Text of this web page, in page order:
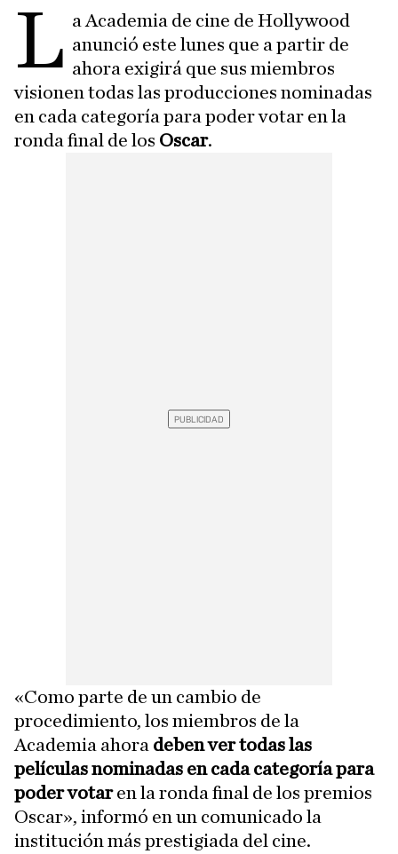
L a Academia de cine de Hollywood
anunció este lunes que a partir de
ahora exigirá que sus miembros
visionen todas las producciones nominadas
en cada categoría para poder votar en la
ronda final de los Oscar.
«Como parte de un cambio de
procedimiento, los miembros de la
Academia ahora deben ver todas las
películas nominadas en cada categoría para
poder votaren la ronda final de los premios
Oscar», informó en un comunicado la
institución más prestigiada del cine.